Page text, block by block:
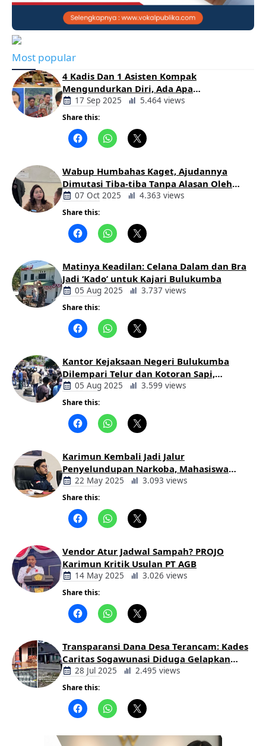
Most popular
4 Kadis Dan 1 Asisten Kompak
Mengundurkan Diri, Ada Apa
Pemerintahan Oloan
17 Sep 2025 5.464 views
Share this:
Wabup Humbahas Kaget, Ajudannya
Dimutasi Tiba-tiba Tanpa Alasan Oleh
Bupati
07 Oct 2025 4.363 views
Share this:
Matinya Keadilan: Celana Dalam dan Bra
Jadi ‘Kado’ untuk Kajari Bulukumba
05 Aug 2025 3.737 views
Share this:
Kantor Kejaksaan Negeri Bulukumba
Dilempari Telur dan Kotoran Sapi,
Keluarga Korban Lakalantas Tuntut
Keadilan
05 Aug 2025 3.599 views
Share this:
Karimun Kembali Jadi Jalur
Penyelundupan Narkoba, Mahasiswa
Desak Pemkab dan Aparat Bertindak
Tegas
22 May 2025 3.093 views
Share this:
Vendor Atur Jadwal Sampah? PROJO
Karimun Kritik Usulan PT AGB
14 May 2025 3.026 views
Share this:
Transparansi Dana Desa Terancam: Kades
Caritas Sogawunasi Diduga Gelapkan
Bantuan untuk Warga
28 Jul 2025 2.495 views
Share this: